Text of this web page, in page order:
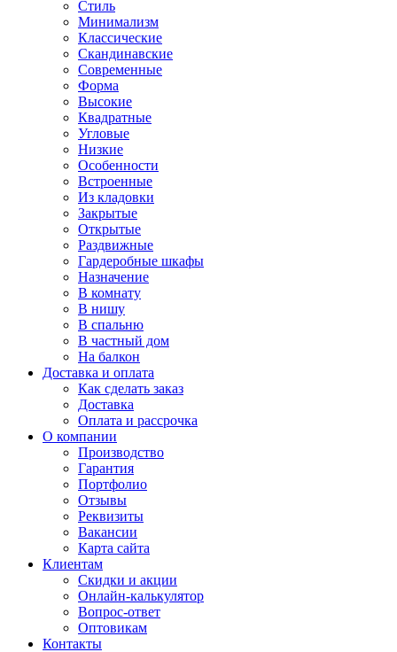
Стиль
Минимализм
Классические
Скандинавские
Современные
Форма
Высокие
Квадратные
Угловые
Низкие
Особенности
Встроенные
Из кладовки
Закрытые
Открытые
Раздвижные
Гардеробные шкафы
Назначение
В комнату
В нишу
В спальню
В частный дом
На балкон
Доставка и оплата
Как сделать заказ
Доставка
Оплата и рассрочка
О компании
Производство
Гарантия
Портфолио
Отзывы
Реквизиты
Вакансии
Карта сайта
Клиентам
Скидки и акции
Онлайн-калькулятор
Вопрос-ответ
Оптовикам
Контакты